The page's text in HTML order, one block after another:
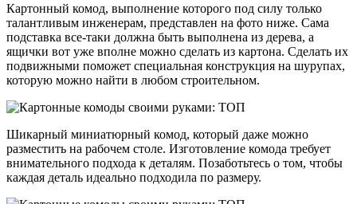
Картонный комод, выполнение которого под силу только
талантливым инженерам, представлен на фото ниже. Сама
подставка все-таки должна быть выполнена из дерева, а
ящички вот уже вполне можно сделать из картона. Сделать их
подвижными поможет специальная конструкция на шурупах,
которую можно найти в любом строительном.
Шикарный миниатюрный комод, который даже можно
разместить на рабочем столе. Изготовление комода требует
внимательного подхода к деталям. Позаботьтесь о том, чтобы
каждая деталь идеально подходила по размеру.